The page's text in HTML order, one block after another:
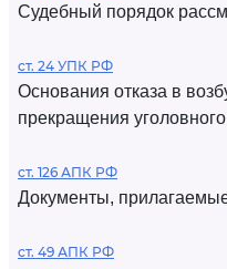
Судебный порядок
ст. 24 УПК РФ
Основания отказа в
прекращения
ст. 126 АПК РФ
Документы,
ст. 49 АПК РФ